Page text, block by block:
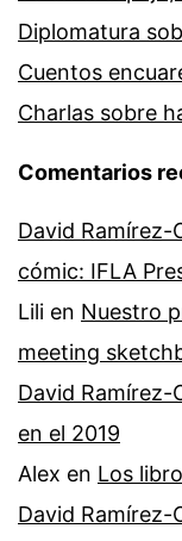
Diplomatura
Cuentos
Charlas sobre
Comentarios
David Ramírez-
cómic: IFLA
Lili en Nuestro
meeting
David Ramírez-
en el 2019
Alex en Los
David Ramírez-